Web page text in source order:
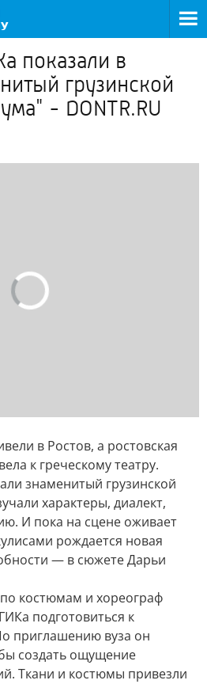
показали в
грузинской
- DONTR.RU
в Ростов, а ростовская
к греческому театру.
знаменитый грузинской
характеры, диалект,
И пока на сцене оживает
рождается новая
— в сюжете Дарьи
костюмам и хореограф
подготовиться к
приглашению вуза он
создать ощущение
Ткани и костюмы привезли